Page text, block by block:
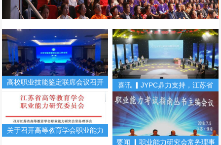
高校职业技能鉴定联席会议召开
（第二期）
喜讯 ▎JYPC鼎力支持，江苏省
第十届大学生知识竞赛！(图文)
关于召开高等教育学会职业能力
要闻 ▎职业能力研究会常务理事